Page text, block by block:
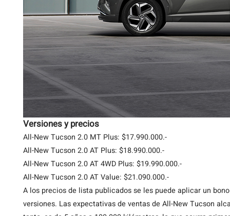
Versiones y precios
All-New Tucson 2.0 MT Plus: $17.990.000.-
All-New Tucson 2.0 AT Plus: $18.990.000.-
All-New Tucson 2.0 AT 4WD Plus: $19.990.000.-
All-New Tucson 2.0 AT Value: $21.090.000.-
A los precios de lista publicados se les puede aplicar un
versiones. Las expectativas de ventas de All-New Tucson